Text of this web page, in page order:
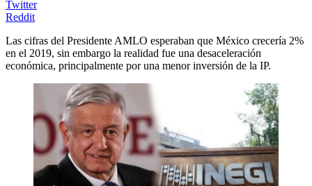
Twitter
Reddit
Las cifras del Presidente AMLO esperaban que México crecería 2%
en el 2019, sin embargo la realidad fue una desaceleración
económica, principalmente por una menor inversión de la IP.